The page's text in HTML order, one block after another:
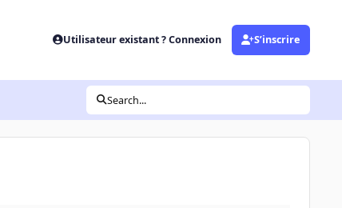
Utilisateur existant ? Connexion S’inscrire
Search...